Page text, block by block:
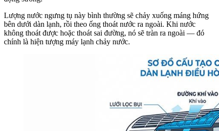
Lượng nước ngưng tụ này bình thường sẽ chảy xuống máng hứng
bên dưới dàn lạnh, rồi theo ống thoát nước ra ngoài. Khi nước
không thoát được hoặc thoát sai đường, nó sẽ tràn ra ngoài — đó
chính là hiện tượng máy lạnh chảy nước.